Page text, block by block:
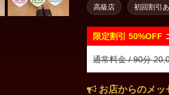
高級店 初回割引
限定割引 50%OFF
通常料金 / 90分
お店からのメッ